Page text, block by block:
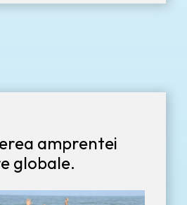
amprentei
globale.